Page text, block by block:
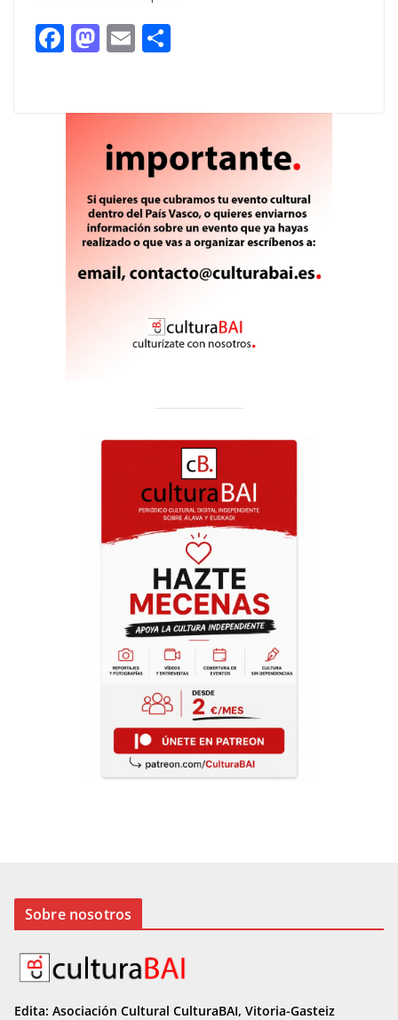
F
b
M
d
o
n
E
l p
ar
ti
r
Sobre nosotros
Edita: Asociación Cultural CulturaBAI, Vitoria-Gasteiz